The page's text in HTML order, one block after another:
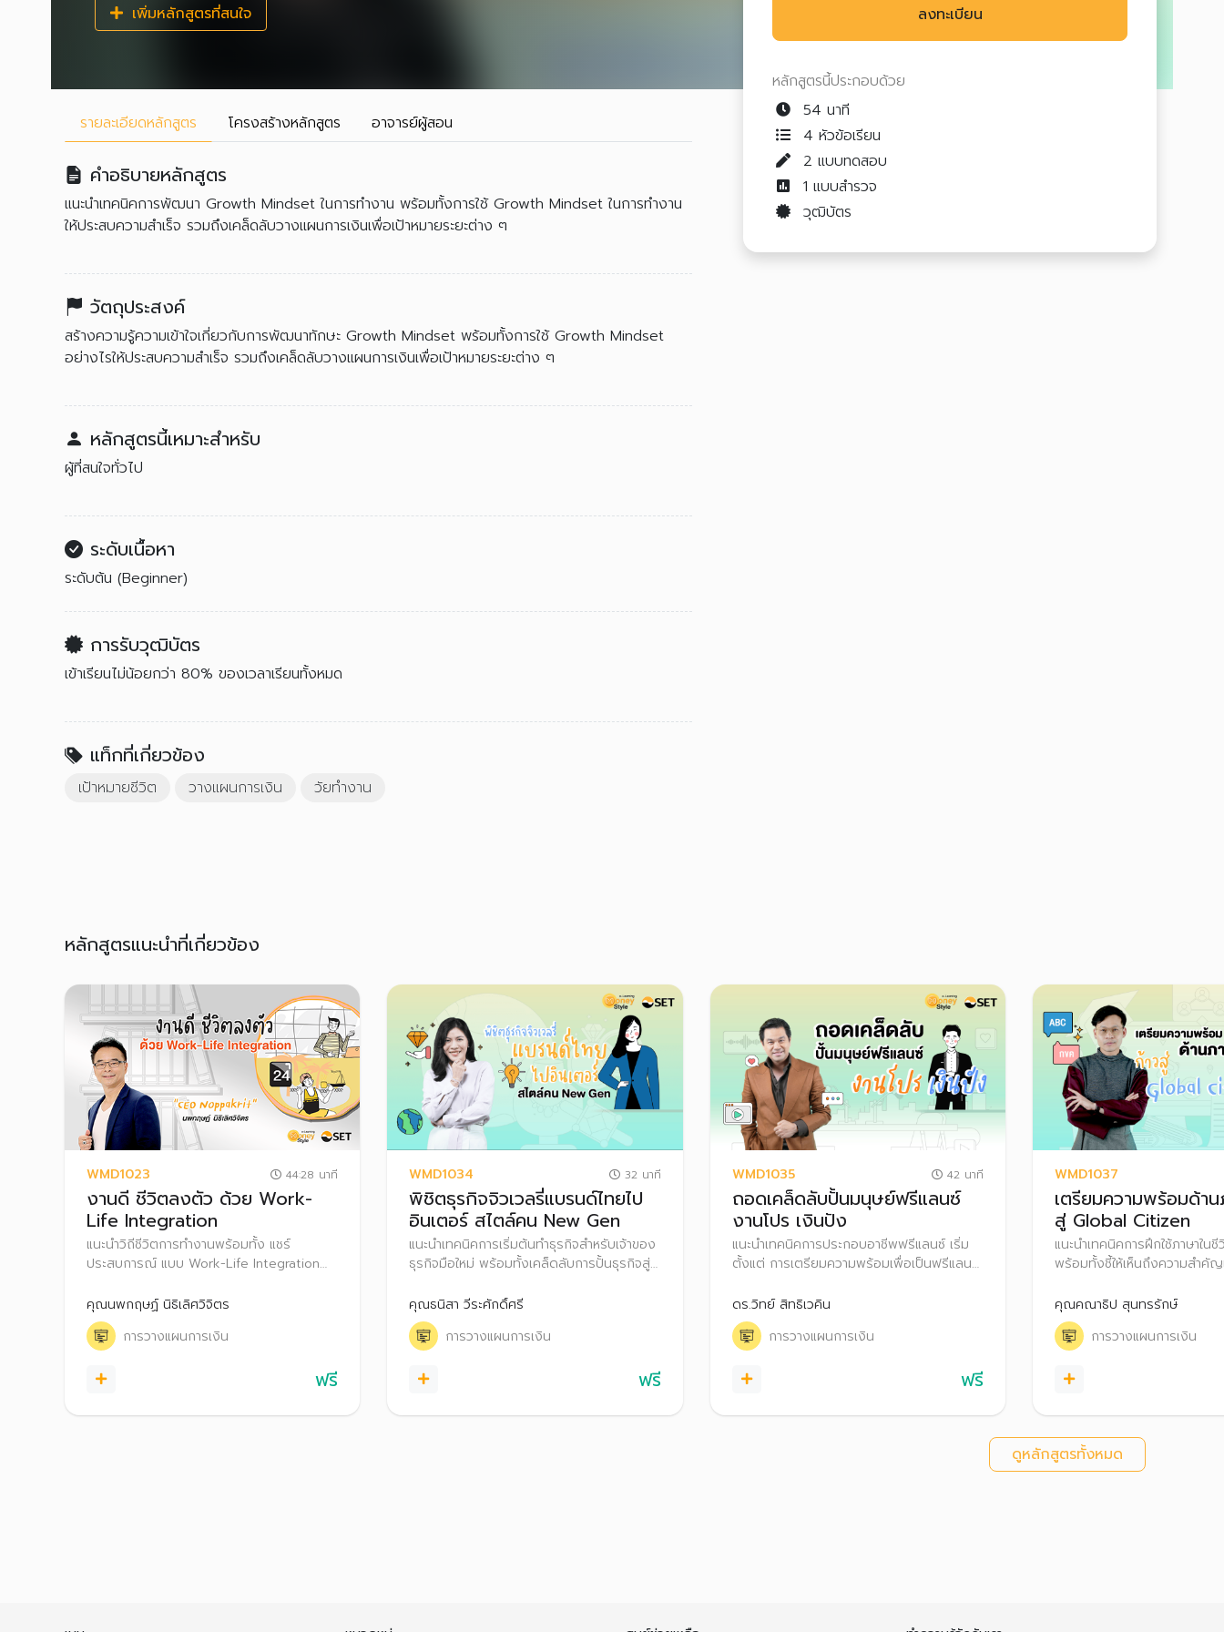
เพิ่มหลักสูตรที่สนใจ ลงทะเบียน
หลักสูตรนี้ประกอบด้วย
54 นาที
4 หัวข้อเรียน
2 แบบทดสอบ
1 แบบสำรวจ
วุฒิบัตร
รายละเอียดหลักสูตร โครงสร้างหลักสูตร อาจารย์ผู้สอน
คำอธิบายหลักสูตร
แนะนำเทคนิคการพัฒนา Growth Mindset ในการทํางาน พร้อมทั้งการใช้ Growth Mindset ในการทำงาน
ให้ประสบความสำเร็จ รวมถึงเคล็ดลับวางแผนการเงินเพื่อเป้าหมายระยะต่าง ๆ
วัตถุประสงค์
สร้างความรู้ความเข้าใจเกี่ยวกับการพัฒนาทักษะ Growth Mindset พร้อมทั้งการใช้ Growth Mindset
อย่างไรให้ประสบความสำเร็จ รวมถึงเคล็ดลับวางแผนการเงินเพื่อเป้าหมายระยะต่าง ๆ
หลักสูตรนี้เหมาะสำหรับ
ผู้ที่สนใจทั่วไป
ระดับเนื้อหา
ระดับต้น (Beginner)
การรับวุฒิบัตร
เข้าเรียนไม่น้อยกว่า 80% ของเวลาเรียนทั้งหมด
แท็กที่เกี่ยวข้อง
เป้าหมายชีวิต วางแผนการเงิน วัยทำงาน
หลักสูตรแนะนำที่เกี่ยวข้อง
WMD1023 44:28 นาที
งานดี ชีวิตลงตัว ด้วย Work-
Life Integration
แนะนำวิถีชีวิตการทำงานพร้อมทั้ง แชร์
ประสบการณ์ แบบ Work-Life Integration
ลูกค้า พร้อมทั้งสอดแทรกเรื่องเกี่ยวกับการ
วางแผนบริหารการเงิน โดยนำแนวคิด Work-
Life Integration มาใช้ บริหารจัดการด้านการ
คุณนพกฤษฏ์ นิธิเลิศวิจิตร
การวางแผนการเงิน
ฟรี
WMD1034 32 นาที
พิชิตธุรกิจจิวเวลรี่แบรนด์ไทยไป
อินเตอร์ สไตล์คน New Gen
แนะนำเทคนิคการเริ่มต้นทำธุรกิจสำหรับเจ้าของ
ธุรกิจมือใหม่ พร้อมทั้งเคล็ดลับการปั้นธุรกิจสู่
การลงทุน
คุณธนิสา วีระศักดิ์ศรี
การวางแผนการเงิน
ฟรี
WMD1035 42 นาที
ถอดเคล็ดลับปั้นมนุษย์ฟรีแลนซ์
งานโปร เงินปัง
แนะนำเทคนิคการประกอบอาชีพฟรีแลนซ์ เริ่ม
ตั้งแต่ การเตรียมความพร้อมเพื่อเป็นฟรีแลนซ์
ประสบการณ์ในการเป็นฟรีแลนซ์อย่างไรให้
ประสบความสำเร็จ รวมถึงเทคนิคการบริหาร
จัดการเงินสำหรับอาชีพฟรีแลนซ์
ดร.วิทย์ สิทธิเวคิน
การวางแผนการเงิน
ฟรี
WMD1037
เตรียมความพร้อมด้า
สู่ Global Citizen
แนะนำเทคนิคการฝึกใช้ภาษาใน
พร้อมทั้งชี้ให้เห็นถึงความสำคัญ
ความสำเร็จ รวมถึงเคล็ดลับวา
เพื่อให้บรรลุเป้าหมายชีวิตในระ
คุณคณาธิป สุนทรรักษ์
การวางแผนการเงิน
ดูหลักสูตรทั้งหมด